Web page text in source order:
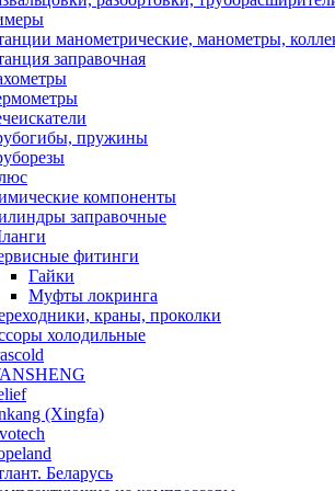
манометрические, манометры,
заправочная
пружины
компоненты
заправочные
фитинги
Гайки
Муфты локринга
краны, проколки
холодильные
(Xingfa)
Беларусь